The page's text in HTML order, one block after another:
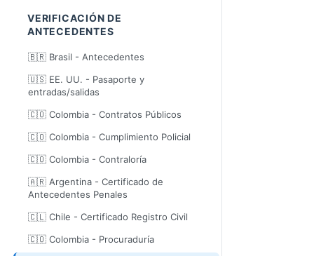
VERIFICACIÓN DE
ANTECEDENTES
🇧🇷 Brasil - Antecedentes
🇺🇸 EE. UU. - Pasaporte y
entradas/salidas
🇨🇴 Colombia - Contratos Públicos
🇨🇴 Colombia - Cumplimiento Policial
🇨🇴 Colombia - Contraloría
🇦🇷 Argentina - Certificado de
Antecedentes Penales
🇨🇱 Chile - Certificado Registro Civil
🇨🇴 Colombia - Procuraduría